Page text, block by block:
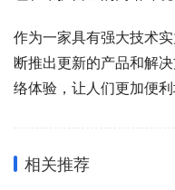
作为一家具有强大技术
断推出更新的产品和解
络体验，让人们更加便利
相关推荐